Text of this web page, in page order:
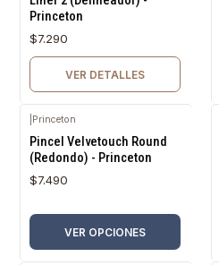
Princeton
$7.290
VER DETALLES
Princeton
Pincel Velvetouch Round
(Redondo) - Princeton
$7.490
VER OPCIONES